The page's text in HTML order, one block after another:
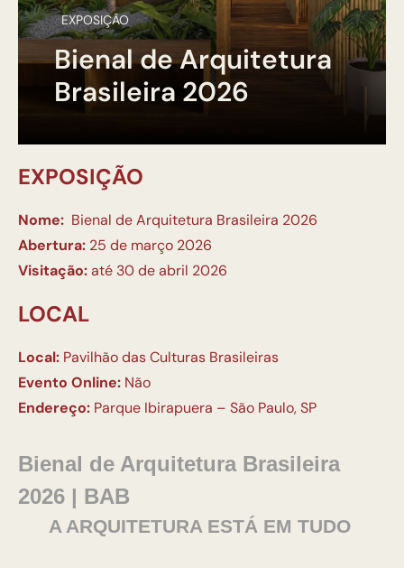
EXPOSIÇÃO
Bienal de Arquitetura
Brasileira 2026
EXPOSIÇÃO
Nome: Bienal de Arquitetura Brasileira 2026
Abertura: 25 de março 2026
Visitação:até 30 de abril 2026
LOCAL
Local: Pavilhão das Culturas Brasileiras
Evento Online: Não
Endereço: Parque Ibirapuera – São Paulo, SP
Bienal de Arquitetura Brasileira
2026 | BAB
A ARQUITETURA ESTÁ EM TUDO